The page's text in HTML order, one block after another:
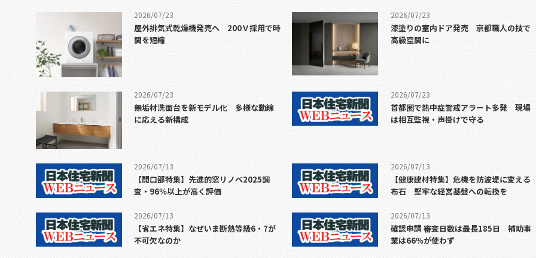
2026/07/23
屋外排気式乾燥機発売へ 200Ｖ採用で時
間を短縮
2026/07/23
漆塗りの室内ドア発売 京都職人の技で
高級空間に
2026/07/23
無垢材洗面台を新モデル化 多様な動線
に応える新構成
2026/07/23
首都圏で熱中症警戒アラート多発 現場
は相互監視・声掛けで守る
2026/07/13
【開口部特集】先進的窓リノベ2025調
査・96％以上が高く評価
2026/07/13
【健康建材特集】危機を防波堤に変える
布石 堅牢な経営基盤への転換を
2026/07/13
【省エネ特集】なぜいま断熱等級6・7が
不可欠なのか
2026/07/13
確認申請 審査日数は最長185日 補助事
業は66％が使わず